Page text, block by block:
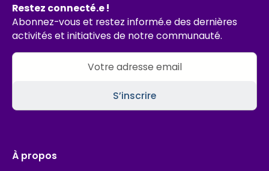
Restez connecté.e !
Abonnez-vous et restez informé.e des dernières
activités et initiatives de notre communauté.
À propos